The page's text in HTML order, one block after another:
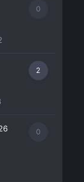
0
2
0